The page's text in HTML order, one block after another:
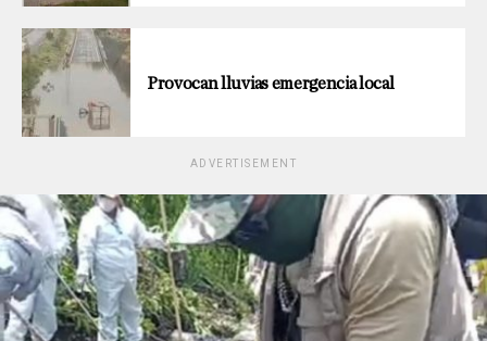
Provocan lluvias emergencia local
ADVERTISEMENT